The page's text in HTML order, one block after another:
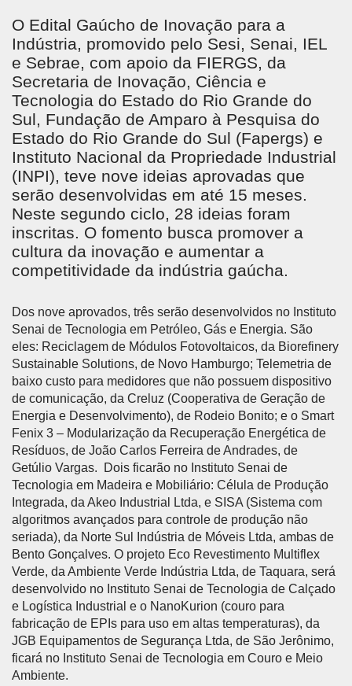
O Edital Gaúcho de Inovação para a
Indústria, promovido pelo Sesi, Senai, IEL
e Sebrae, com apoio da FIERGS, da
Secretaria de Inovação, Ciência e
Tecnologia do Estado do Rio Grande do
Sul, Fundação de Amparo à Pesquisa do
Estado do Rio Grande do Sul (Fapergs) e
Instituto Nacional da Propriedade Industrial
(INPI), teve nove ideias aprovadas que
serão desenvolvidas em até 15 meses.
Neste segundo ciclo, 28 ideias foram
inscritas. O fomento busca promover a
cultura da inovação e aumentar a
competitividade da indústria gaúcha.
Dos nove aprovados, três serão desenvolvidos no Instituto
Senai de Tecnologia em Petróleo, Gás e Energia. São
eles: Reciclagem de Módulos Fotovoltaicos, da Biorefinery
Sustainable Solutions, de Novo Hamburgo; Telemetria de
baixo custo para medidores que não possuem dispositivo
de comunicação, da Creluz (Cooperativa de Geração de
Energia e Desenvolvimento), de Rodeio Bonito; e o Smart
Fenix 3 – Modularização da Recuperação Energética de
Resíduos, de João Carlos Ferreira de Andrades, de
Getúlio Vargas. Dois ficarão no Instituto Senai de
Tecnologia em Madeira e Mobiliário: Célula de Produção
Integrada, da Akeo Industrial Ltda, e SISA (Sistema com
algoritmos avançados para controle de produção não
seriada), da Norte Sul Indústria de Móveis Ltda, ambas de
Bento Gonçalves. O projeto Eco Revestimento Multiflex
Verde, da Ambiente Verde Indústria Ltda, de Taquara, será
desenvolvido no Instituto Senai de Tecnologia de Calçado
e Logística Industrial e o NanoKurion (couro para
fabricação de EPIs para uso em altas temperaturas), da
JGB Equipamentos de Segurança Ltda, de São Jerônimo,
ficará no Instituto Senai de Tecnologia em Couro e Meio
Ambiente.